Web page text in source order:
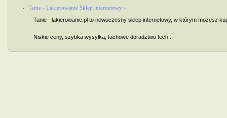
Tanie - Lakierowanie Sklep internetowy »
Tanie - lakierowanie.pl to nowoczesny sklep internetowy, w którym możesz
Niskie ceny, szybka wysyłka, fachowe doradztwo tech...